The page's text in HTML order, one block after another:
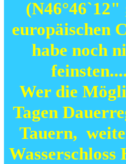
(N46°46`12"
europäischen
habe noch
Wer die
Tagen
Tauern,